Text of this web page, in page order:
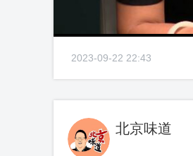
2023-09-22 22:43
北京味道